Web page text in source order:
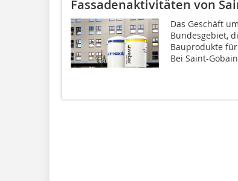
Fassadenaktivitäten von
Das Geschäft
Bundesgebiet,
Bauprodukte
Bei Saint-